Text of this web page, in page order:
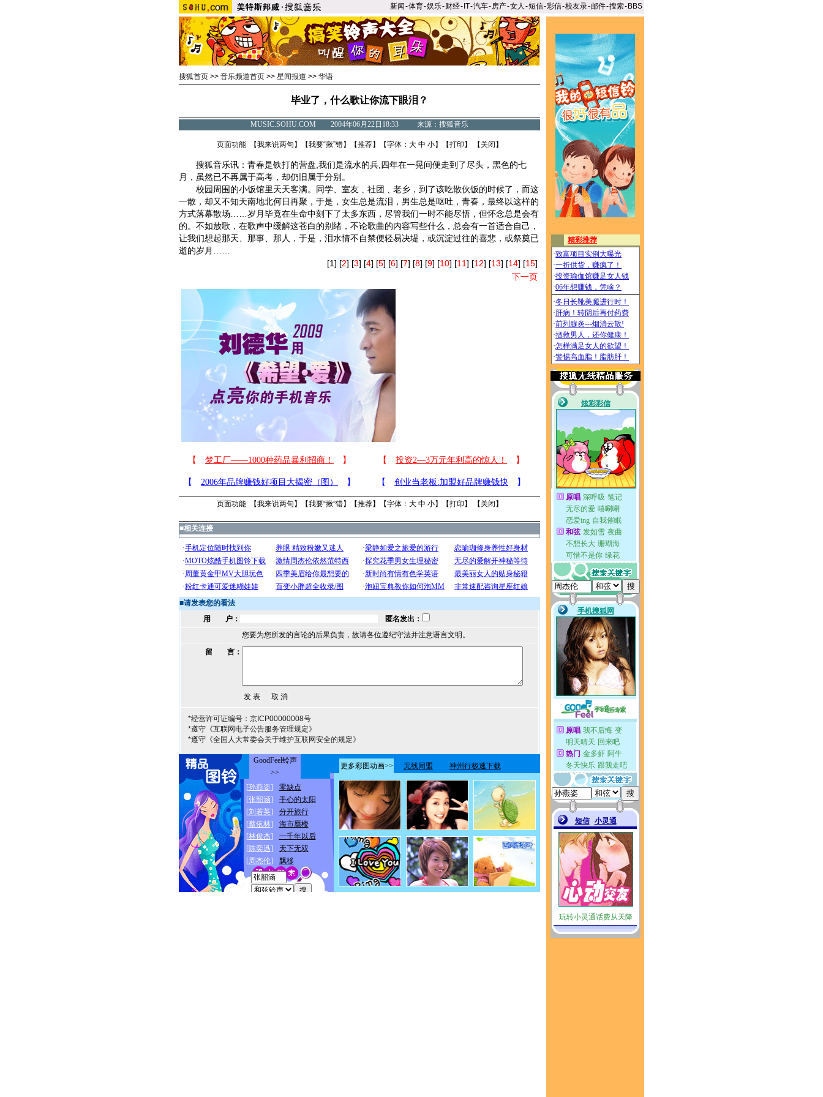
新闻-体育-娱乐-财经- IT-汽车-房产-女人 -短信-彩信-校友录-邮件-搜索- BBS
搜狐首页 >> 音乐频道首页 >> 星闻报道 >> 华语
毕业了，什么歌让你流下眼泪？
MUSIC.SOHU.COM 2004年06月22日18:33 来源：搜狐音乐
页面功能 【我来说两句 】【我要“揪”错】【推荐】【字体： 大 中 小】【打印 】 【 关闭 】
搜狐音乐讯：青春是铁打的营盘,我们是流水的兵,四年在一晃间便走到了尽头，黑色的七
月，虽然已不再属于高考，却仍旧属于分别。
校园周围的小饭馆里天天客满。同学、室友﹑社团﹑老乡，到了该吃散伙饭的时候了，而这
一散，却又不知天南地北何日再聚，于是，女生总是流泪，男生总是呕吐，青春，最终以这样的
方式落幕散场……岁月毕竟在生命中刻下了太多东西，尽管我们一时不能尽悟，但怀念总是会有
的。不如放歌，在歌声中缓解这苍白的别绪，不论歌曲的内容写些什么，总会有一首适合自己，
让我们想起那天、那事、那人，于是，泪水情不自禁便轻易决堤，或沉淀过往的喜悲，或祭奠已
逝的岁月……
[1] [2] [3] [4] [5] [6] [7] [8] [9] [10] [11] [12] [13] [14] [15]
下一页
页面功能 【我来说两句 】【我要“揪”错】【推荐】【字体： 大 中 小】【打印 】 【 关闭 】
■相关连接
■请发表您的看法
用 户：
匿名发出：
您要为您所发的言论的后果负责，故请各位遵纪守法并注意语言文明。
留 言：
*经营许可证编号：京ICP00000008号
*遵守《互联网电子公告服务管理规定》
*遵守《全国人大常委会关于维护互联网安全的规定》